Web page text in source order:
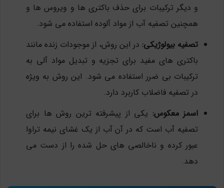
و دیگر ترکیبات برای حذف باکتری ها و ویروس ها و
همچنین تصفیه آب از مواد آلوده استفاده می شود.
تصفیه بیولوژیکی: در این روش، از موجودات زنده مانند
باکتری های مفید برای تجزیه و تبدیل مواد آلی به
ترکیبات بی ضرر استفاده می شود. این روش به ویژه
در تصفیه فاضلاب کاربرد دارد.
اسمز معکوس: یکی از پیشرفته ترین روش ها برای
تصفیه آب است که در آن آب از یک غشای نیمه تراوا
عبور کرده و ناخالصی های حل شده را از دست می
دهد.